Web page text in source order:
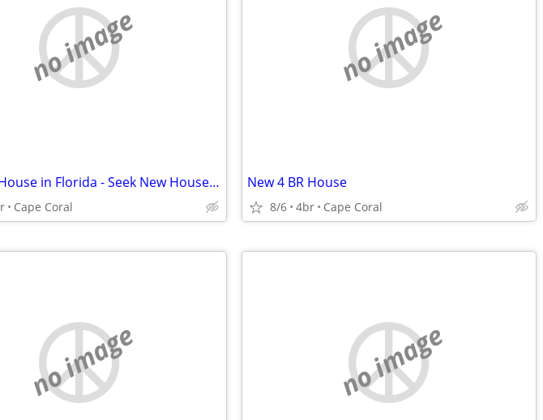
no image
New 4 BR House in Florida - Seek New House in Shenandoah Valley
Cape Coral
no image
New 4 BR House
8/6 4br Cape Coral
no image no image